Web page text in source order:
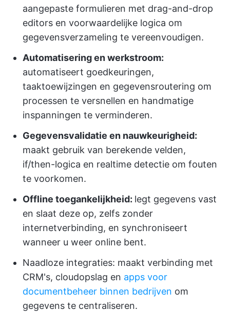
aangepaste formulieren met drag-and-drop
editors en voorwaardelijke logica om
gegevensverzameling te vereenvoudigen.
Automatisering en werkstroom:
automatiseert goedkeuringen,
taaktoewijzingen en gegevensroutering om
processen te versnellen en handmatige
inspanningen te verminderen.
Gegevensvalidatie en nauwkeurigheid:
maakt gebruik van berekende velden,
if/then-logica en realtime detectie om fouten
te voorkomen.
Offline toegankelijkheid: legt gegevens vast
en slaat deze op, zelfs zonder
internetverbinding, en synchroniseert
wanneer u weer online bent.
Naadloze integraties: maakt verbinding met
CRM's, cloudopslag en apps voor
documentbeheer binnen bedrijven om
gegevens te centraliseren.